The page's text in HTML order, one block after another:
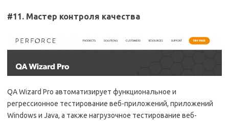
#11. Мастер контроля качества
QA Wizard Pro автоматизирует функциональное и
регрессионное тестирование веб-приложений, приложений
Windows и Java, а также нагрузочное тестирование веб-